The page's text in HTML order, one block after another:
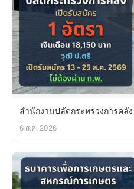
สำนักงานปลัดกระทรวงการคลั
6 ส.ค. 2026